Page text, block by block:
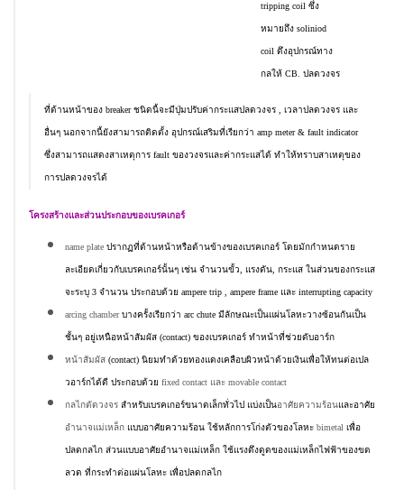
tripping coil ซึ่ง
หมายถึง soliniod
coil ดึงอุปกรณ์ทาง
กลให้ CB. ปลดวงจร
ที่ด้านหน้าของ breaker ชนิดนี้จะมีปุ่มปรับค่ากระแสปลดวงจร , เวลาปลดวงจร และ
อื่นๆ นอกจากนี้ยังสามารถติดตั้ง อุปกรณ์เสริมที่เรียกว่า amp meter & fault indicator
ซึ่งสามารถแสดงสาเหตุการ fault ของวงจรและค่ากระแสได้ ทำให้ทราบสาเหตุของ
การปลดวงจรได้
โครงสร้างและส่วนประกอบของเบรคเกอร์
name plate ปรากฏที่ด้านหน้าหรือด้านข้างของเบรคเกอร์ โดยมักกำหนดราย
ละเอียดเกี่ยวกับเบรคเกอร์นั้นๆ เช่น จำนวนขั้ว, แรงดัน, กระแส ในส่วนของกระแส
จะระบุ 3 จำนวน ประกอบด้วย ampere trip , ampere frame และ interrupting capacity
arcing chamberบางครั้งเรียกว่า arc chute มีลักษณะเป็นแผ่นโลหะวางซ้อนกันเป็น
ชั้นๆ อยู่เหนือหน้าสัมผัส (contact) ของเบรคเกอร์ ทำหน้าที่ช่วยดับอาร์ก
หน้าสัมผัส (contact) นิยมทำด้วยทองแดงเคลือบผิวหน้าด้วยเงินเพื่อให้ทนต่อเปล
วอาร์กได้ดี ประกอบด้วย fixed contact และ movable contact
กลไกตัดวงจร สำหรับเบรคเกอร์ขนาดเล็กทั่วไป แบ่งเป็นอาศัยความร้อนและอาศัย
อำนาจแม่เหล็ก แบบอาศัยความร้อน ใช้หลักการโก่งตัวของโลหะ bimetal เพื่อ
ปลดกลไก ส่วนแบบอาศัยอำนาจแม่เหล็ก ใช้แรงดึงดูดของแม่เหล็กไฟฟ้าของขด
ลวด ที่กระทำต่อแผ่นโลหะ เพื่อปลดกลไก